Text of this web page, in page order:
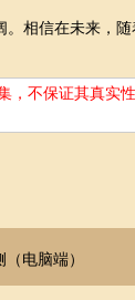
相信在未来，
不保证其真实
电脑端）